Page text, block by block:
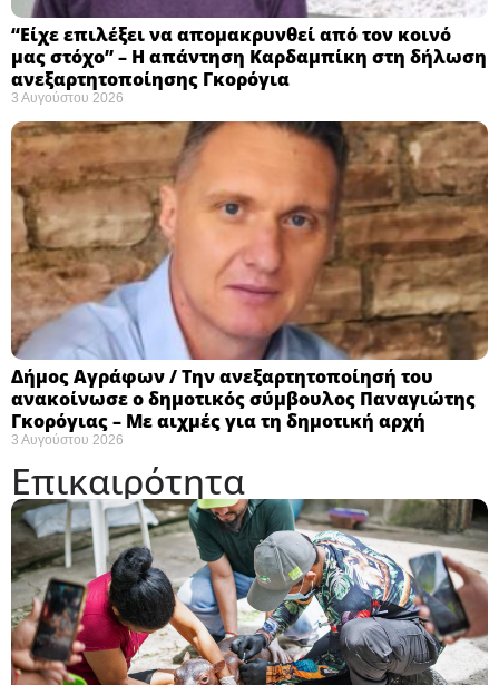
“Είχε επιλέξει να απομακρυνθεί από τον κοινό
μας στόχο” – Η απάντηση Καρδαμπίκη στη δήλωση
ανεξαρτητοποίησης Γκορόγια
3 Αυγούστου 2026
Δήμος Αγράφων / Την ανεξαρτητοποίησή του
ανακοίνωσε ο δημοτικός σύμβουλος Παναγιώτης
Γκορόγιας – Με αιχμές για τη δημοτική αρχή
3 Αυγούστου 2026
Επικαιρότητα